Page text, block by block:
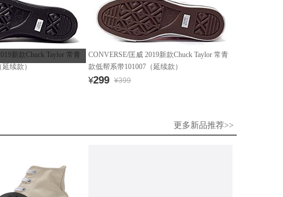
新款Chuck Taylor 常青
续款）
CONVERSE/匡威 2019新款Chuck Taylor 常青
款低帮系带101007（延续款）
¥299 ¥399
更多新品推荐>>